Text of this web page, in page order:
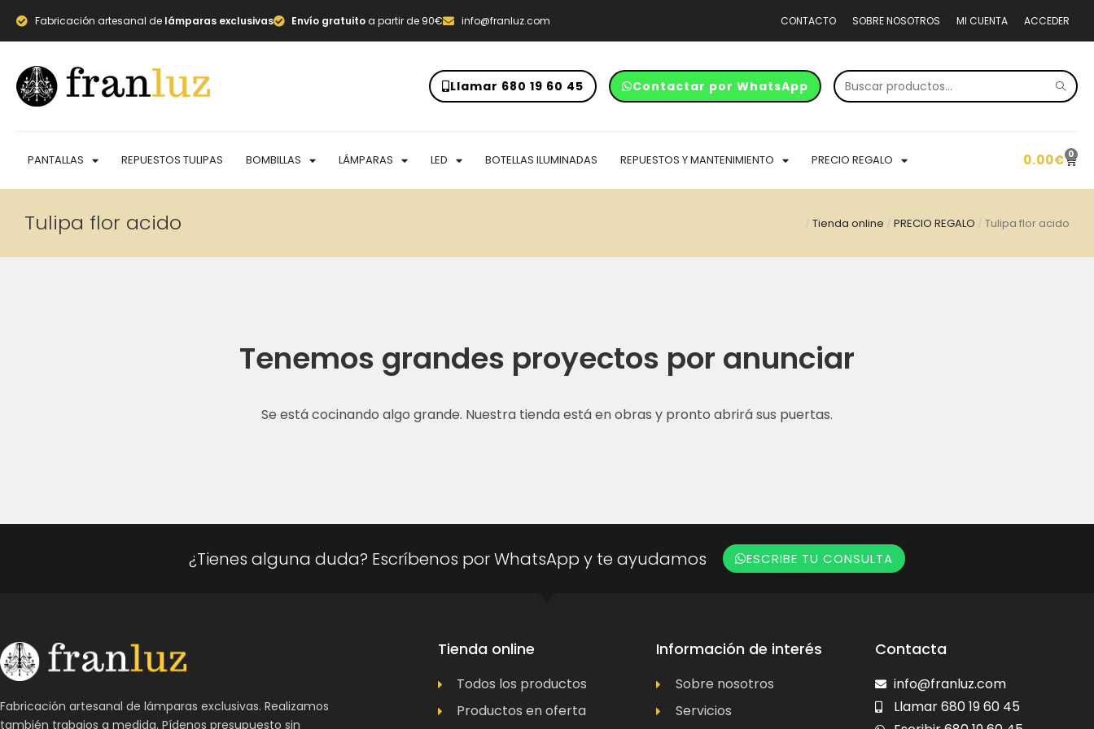
Fabricación artesanal de lámparas exclusivas Envío gratuitoa partir de 90€ info@franluz.com CONTACTO SOBRE NOSOTROS MI CUENTA ACCEDER
Llamar 680 19 60 45 Contactar por WhatsApp
PANTALLAS REPUESTOS TULIPAS BOMBILLAS LÁMPARAS LED BOTELLAS ILUMINADAS REPUESTOS Y MANTENIMIENTO PRECIO REGALO 0.00€ 0
Tulipa flor acido / Tienda online / PRECIO REGALO / Tulipa flor acido
Tenemos grandes proyectos por anunciar
Se está cocinando algo grande. Nuestra tienda está en obras y pronto abrirá sus puertas.
¿Tienes alguna duda? Escríbenos por WhatsApp y te ayudamos ESCRIBE TU CONSULTA
Fabricación artesanal de lámparas exclusivas. Realizamos
también trabajos a medida. Pídenos presupuesto sin
Tienda online
Todos los productos
Productos en oferta
Información de interés
Sobre nosotros
Servicios
Contacta
info@franluz.com
Llamar 680 19 60 45